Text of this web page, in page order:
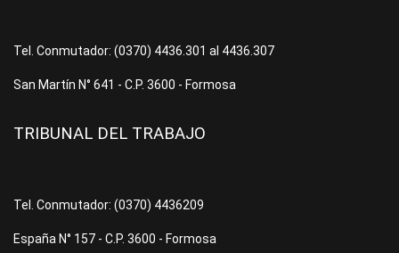
Tel. Conmutador: (0370) 4436.301 al 4436.307
San Martín N° 641 - C.P. 3600 - Formosa
TRIBUNAL DEL TRABAJO
Tel. Conmutador: (0370) 4436209
España N° 157 - C.P. 3600 - Formosa